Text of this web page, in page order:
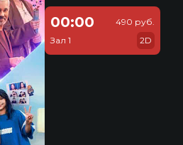
00:00
Зал 1
490 руб.
2D